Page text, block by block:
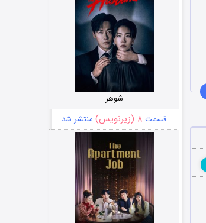
شوهر
قسمت ۸ (زیرنویس) منتشر شد